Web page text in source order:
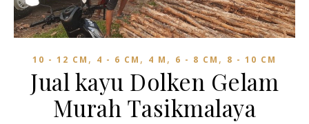
10 - 12 CM , 4 - 6 CM , 4 M , 6 - 8 CM , 8 - 10 CM
Jual kayu Dolken Gelam
Murah Tasikmalaya